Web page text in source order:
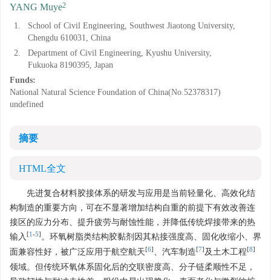
YANG Muye2
1.
School of Civil Engineering, Southwest Jiaotong University,
Chengdu 610031, China
2.
Department of Civil Engineering, Kyushu University,
Fukuoka 8190395, Japan
Funds:
National Natural Science Foundation of China(No.52378317)
undefined
摘要
HTML全文
先进复合材料胶接体系的研发与应用是当前轻量化、高效化结
构制造的重要方向，可在不显著增加结构自重的前提下有效改善连
接区的应力分布、提升疲劳与耐蚀性能，并降低传统焊接带来的热
输入 [1 -5] 。环氧树脂类结构胶黏剂因其粘接强度高、固化收缩小、界
面兼容性好，被广泛应用于航空航天[6] 、汽车制造[7] 及土木工程[8]
领域。但传统环氧体系固化后的交联密度高、分子链柔顺性不足，